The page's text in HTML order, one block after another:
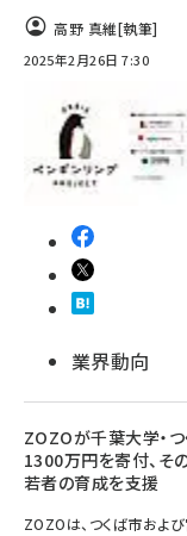
高野 真維[執筆]
2025年2月26日 7:30
業界動向
ZOZOが千葉大学・
1300万円を寄付、そ
若者の育成を支援
ZOZOは、つくば市およ